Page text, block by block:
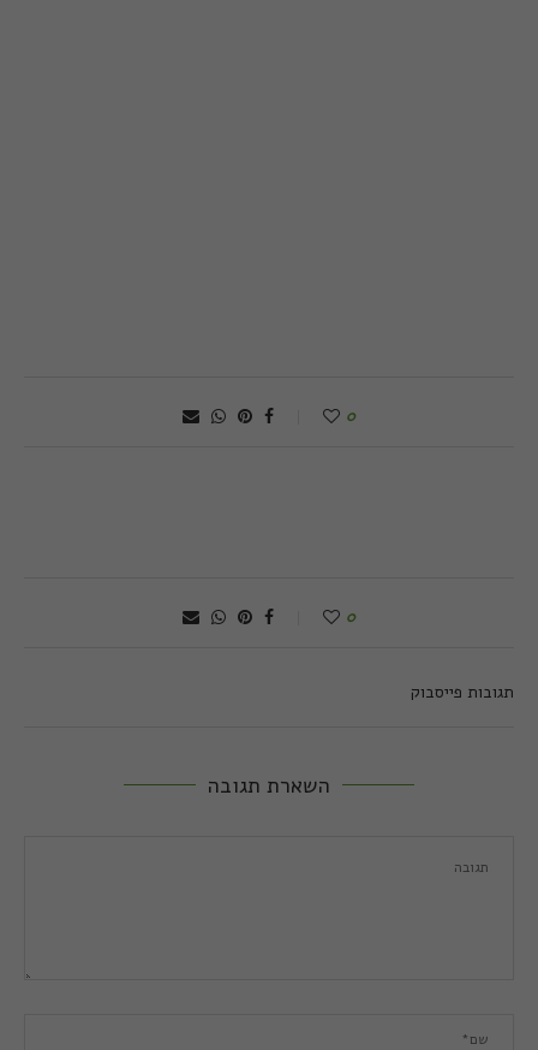
0
0
תגובות פייסבוק
השארת תגובה